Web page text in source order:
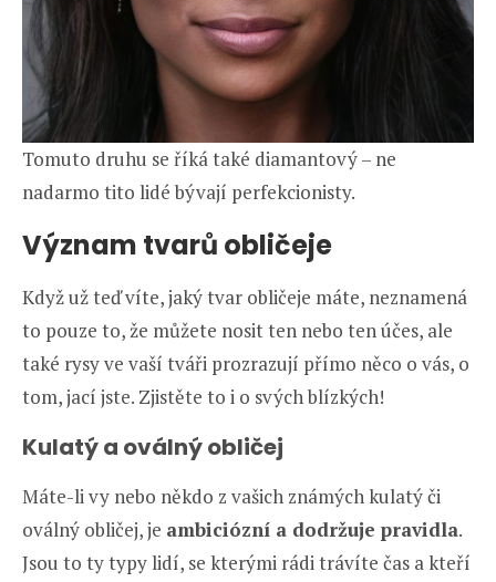
Tomuto druhu se říká také diamantový – ne
nadarmo tito lidé bývají perfekcionisty.
Význam tvarů obličeje
Když už teď víte, jaký tvar obličeje máte, neznamená
to pouze to, že můžete nosit ten nebo ten účes, ale
také rysy ve vaší tváři prozrazují přímo něco o vás, o
tom, jací jste. Zjistěte to i o svých blízkých!
Kulatý a oválný obličej
Máte-li vy nebo někdo z vašich známých kulatý či
oválný obličej, je ambiciózní a dodržuje pravidla.
Jsou to ty typy lidí, se kterými rádi trávíte čas a kteří